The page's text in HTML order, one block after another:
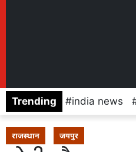
Trending india news
राजस्थान जयपुर